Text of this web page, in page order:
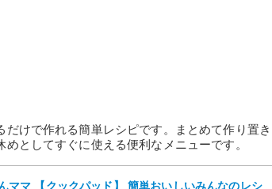
けで作れる簡単レシピです。まとめて作り置き
としてすぐに使える便利なメニューです。
マ 【クックパッド】 簡単おいしいみんなのレシ